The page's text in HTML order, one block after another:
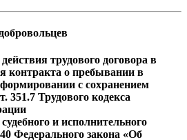
трудового договора в
контракта о пребывании в
с сохранением
351.7 Трудового кодекса
и исполнительного
Федерального закона «Об